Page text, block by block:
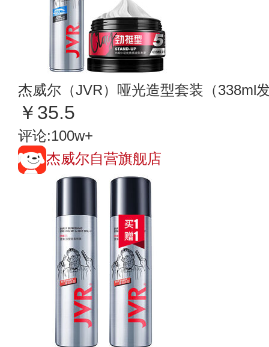
杰威尔（JVR）哑光造型套装（338ml
￥35.5
评论:100w+
杰威尔自营旗舰店